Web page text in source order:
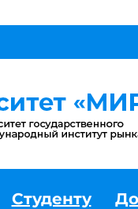
Студенту